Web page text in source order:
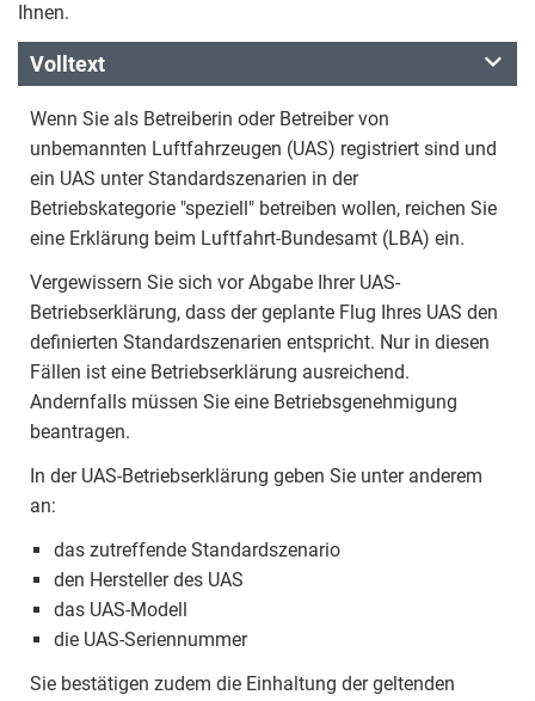
Ihnen.
Volltext
Wenn Sie als Betreiberin oder Betreiber von
unbemannten Luftfahrzeugen (UAS) registriert sind und
ein UAS unter Standardszenarien in der
Betriebskategorie "speziell" betreiben wollen, reichen Sie
eine Erklärung beim Luftfahrt-Bundesamt (LBA) ein.
Vergewissern Sie sich vor Abgabe Ihrer UAS-
Betriebserklärung, dass der geplante Flug Ihres UAS den
definierten Standardszenarien entspricht. Nur in diesen
Fällen ist eine Betriebserklärung ausreichend.
Andernfalls müssen Sie eine Betriebsgenehmigung
beantragen.
In der UAS-Betriebserklärung geben Sie unter anderem
an:
das zutreffende Standardszenario
den Hersteller des UAS
das UAS-Modell
die UAS-Seriennummer
Sie bestätigen zudem die Einhaltung der geltenden